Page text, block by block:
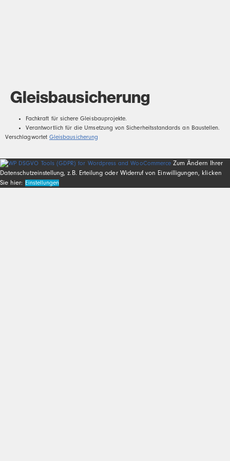
Gleisbausicherung
Fachkraft für sichere Gleisbauprojekte.
Verantwortlich für die Umsetzung von Sicherheitsstandards an Baustellen.
Verschlagwortet Gleisbausicherung
Zum Ändern Ihrer
Datenschutzeinstellung, z.B. Erteilung oder Widerruf von Einwilligungen, klicken
Sie hier: Einstellungen